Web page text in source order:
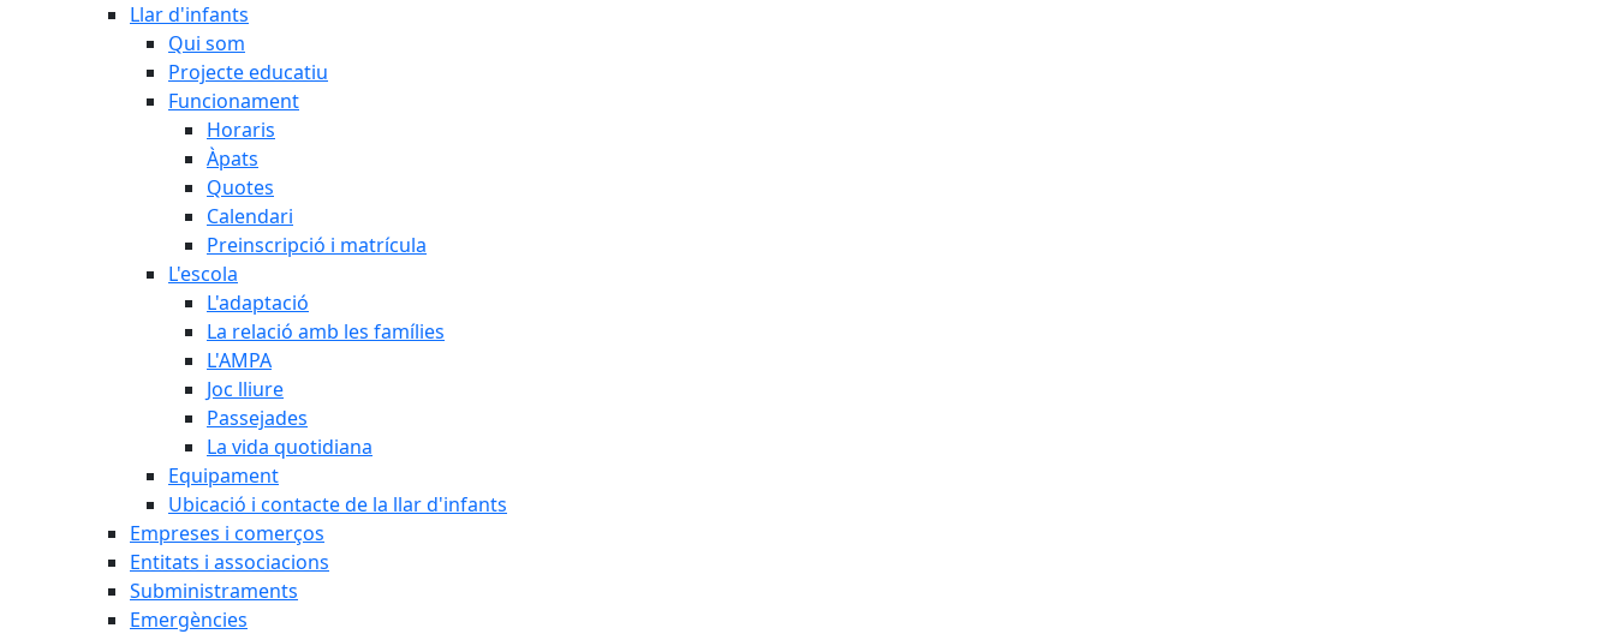
Llar d'infants
Qui som
Projecte educatiu
Funcionament
Horaris
Àpats
Quotes
Calendari
Preinscripció i matrícula
L'escola
L'adaptació
La relació amb les famílies
L'AMPA
Joc lliure
Passejades
La vida quotidiana
Equipament
Ubicació i contacte de la llar d'infants
Empreses i comerços
Entitats i associacions
Subministraments
Emergències